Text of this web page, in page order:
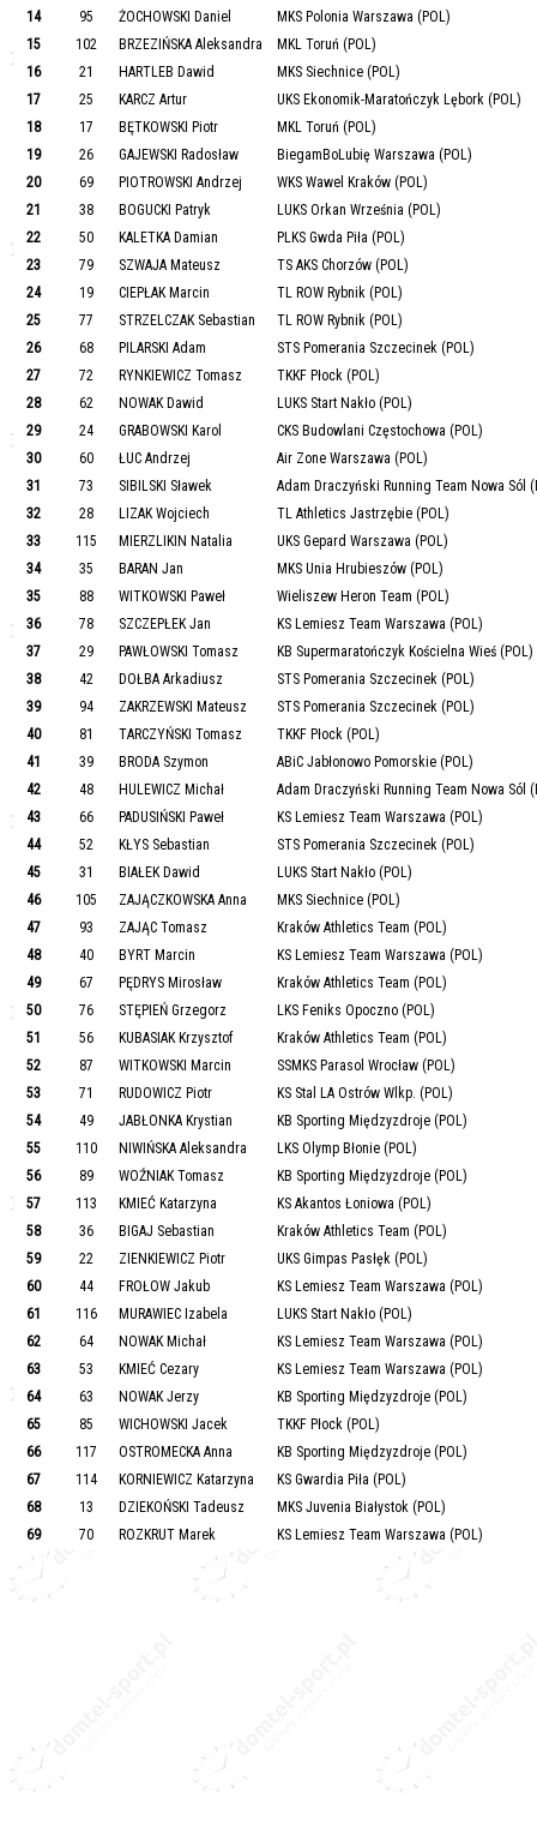
14
95 ŻOCHOWSKI Daniel
MKS Polonia Warszawa (POL)
15
102 BRZEZIŃSKA Aleksandra
MKL Toruń (POL)
16
21 HARTLEB Dawid
MKS Siechnice (POL)
17
25 KARCZ Artur
UKS Ekonomik-Maratończyk Lębork (POL)
18
17 BĘTKOWSKI Piotr
MKL Toruń (POL)
19
26 GAJEWSKI Radosław
BiegamBoLubię Warszawa (POL)
20
69 PIOTROWSKI Andrzej
WKS Wawel Kraków (POL)
21
38 BOGUCKI Patryk
LUKS Orkan Września (POL)
22
50 KALETKA Damian
PLKS Gwda Piła (POL)
23
79 SZWAJA Mateusz
TS AKS Chorzów (POL)
24
19 CIEPŁAK Marcin
TL ROW Rybnik (POL)
25
77 STRZELCZAK Sebastian
TL ROW Rybnik (POL)
26
68 PILARSKI Adam
STS Pomerania Szczecinek (POL)
27
72 RYNKIEWICZ Tomasz
TKKF Płock (POL)
28
62 NOWAK Dawid
LUKS Start Nakło (POL)
29
24 GRABOWSKI Karol
CKS Budowlani Częstochowa (POL)
30
60 ŁUC Andrzej
Air Zone Warszawa (POL)
31
73 SIBILSKI Sławek
Adam Draczyński Running Team Nowa Sól
32
28 LIZAK Wojciech
TL Athletics Jastrzębie (POL)
33
115 MIERZLIKIN Natalia
UKS Gepard Warszawa (POL)
34
35 BARAN Jan
MKS Unia Hrubieszów (POL)
35
88 WITKOWSKI Paweł
Wieliszew Heron Team (POL)
36
78 SZCZEPŁEK Jan
KS Lemiesz Team Warszawa (POL)
37
29 PAWŁOWSKI Tomasz
KB Supermaratończyk Kościelna Wieś (POL)
38
42 DOŁBA Arkadiusz
STS Pomerania Szczecinek (POL)
39
94 ZAKRZEWSKI Mateusz
STS Pomerania Szczecinek (POL)
40
81 TARCZYŃSKI Tomasz
TKKF Płock (POL)
41
39 BRODA Szymon
ABiC Jabłonowo Pomorskie (POL)
42
48 HULEWICZ Michał
Adam Draczyński Running Team Nowa Sól
43
66 PADUSIŃSKI Paweł
KS Lemiesz Team Warszawa (POL)
44
52 KŁYS Sebastian
STS Pomerania Szczecinek (POL)
45
31 BIAŁEK Dawid
LUKS Start Nakło (POL)
46
105 ZAJĄCZKOWSKA Anna
MKS Siechnice (POL)
47
93 ZAJĄC Tomasz
Kraków Athletics Team (POL)
48
40 BYRT Marcin
KS Lemiesz Team Warszawa (POL)
49
67 PĘDRYS Mirosław
Kraków Athletics Team (POL)
50
76 STĘPIEŃ Grzegorz
LKS Feniks Opoczno (POL)
51
56 KUBASIAK Krzysztof
Kraków Athletics Team (POL)
52
87 WITKOWSKI Marcin
SSMKS Parasol Wrocław (POL)
53
71 RUDOWICZ Piotr
KS Stal LA Ostrów Wlkp. (POL)
54
49 JABŁONKA Krystian
KB Sporting Międzyzdroje (POL)
55
110 NIWIŃSKA Aleksandra
LKS Olymp Błonie (POL)
56
89 WOŹNIAK Tomasz
KB Sporting Międzyzdroje (POL)
57
113 KMIEĆ Katarzyna
KS Akantos Łoniowa (POL)
58
36 BIGAJ Sebastian
Kraków Athletics Team (POL)
59
22 ZIENKIEWICZ Piotr
UKS Gimpas Pasłęk (POL)
60
44 FROŁOW Jakub
KS Lemiesz Team Warszawa (POL)
61
116 MURAWIEC Izabela
LUKS Start Nakło (POL)
62
64 NOWAK Michał
KS Lemiesz Team Warszawa (POL)
63
53 KMIEĆ Cezary
KS Lemiesz Team Warszawa (POL)
64
63 NOWAK Jerzy
KB Sporting Międzyzdroje (POL)
65
85 WICHOWSKI Jacek
TKKF Płock (POL)
66
117 OSTROMECKA Anna
KB Sporting Międzyzdroje (POL)
67
114 KORNIEWICZ Katarzyna
KS Gwardia Piła (POL)
68
13 DZIEKOŃSKI Tadeusz
MKS Juvenia Białystok (POL)
69
70 ROZKRUT Marek KS Lemiesz Team Warszawa (POL)